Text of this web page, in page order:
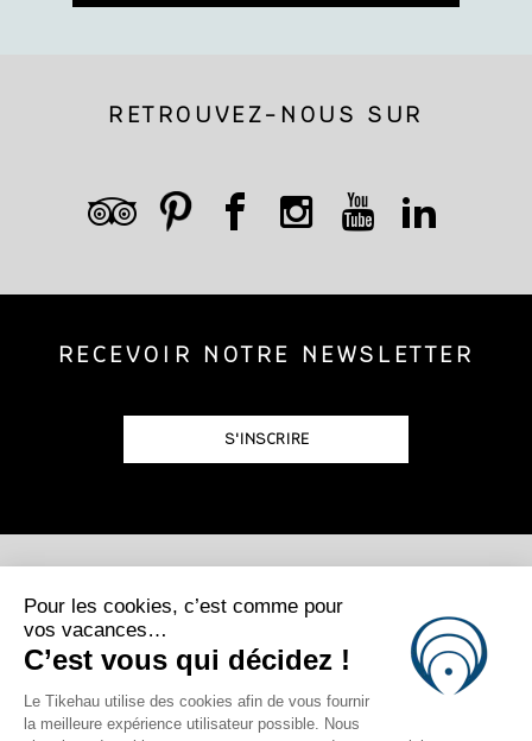
RETROUVEZ-NOUS SUR
RECEVOIR NOTRE NEWSLETTER
S'INSCRIRE
POSTULEZ
REJOIGNEZ-NOUS